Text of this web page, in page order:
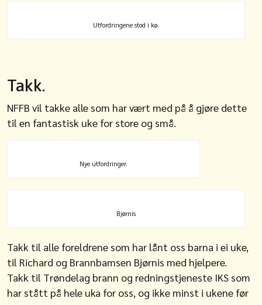
Utfordringene stod i kø.
Takk.
NFFB vil takke alle som har vært med på å gjøre dette
til en fantastisk uke for store og små.
Nye utfordringer.
Bjørnis
Takk til alle foreldrene som har lånt oss barna i ei uke,
til Richard og Brannbamsen Bjørnis med hjelpere.
Takk til Trøndelag brann og redningstjeneste IKS som
har stått på hele uka for oss, og ikke minst i ukene før